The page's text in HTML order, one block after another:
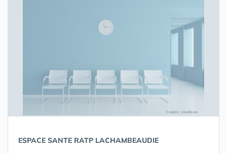
ESPACE SANTE RATP LACHAMBEAUDIE